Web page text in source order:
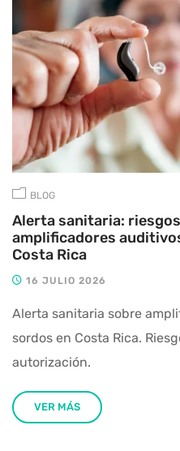
BLOG
Alerta sanitaria:
amplificadores
Costa Rica
16 JULIO 2026
Alerta sanitaria sobre
sordos en Costa Rica.
autorización.
VER MÁS